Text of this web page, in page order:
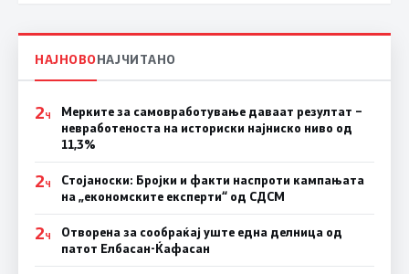
НАЈНОВОНАЈЧИТАНО
2Ч
Мерките за самовработување даваат резултат –
невработеноста на историски најниско ниво од
11,3%
2Ч
Стојаноски: Бројки и факти наспроти кампањата
на „економските експерти“ од СДСM
2Ч
Отворена за сообраќај уште една делница од
патот Елбасан-Ќафасан